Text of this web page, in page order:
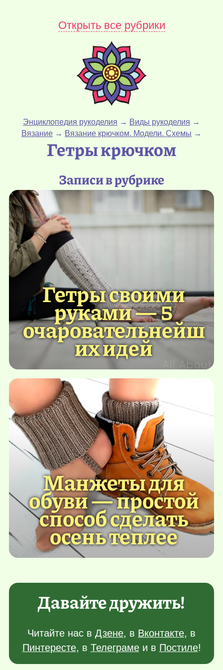
Открыть все рубрики
Энциклопедия рукоделия → Виды рукоделия →
Вязание → Вязание крючком. Модели. Схемы →
Гетры крючком
Записи в рубрике
Гетры своими
руками — 5
очаровательнейш
их идей
Манжеты для
обуви — простой
способ сделать
осень теплее
Давайте дружить!
Читайте нас в Дзене, в Вконтакте, в
Пинтересте, в Телеграмеи в Постиле!